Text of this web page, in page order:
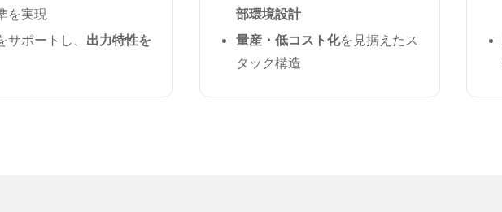
を実現
サポートし、 出力特性を
部環境設計
量産・低コスト化を見据えたス
タック構造